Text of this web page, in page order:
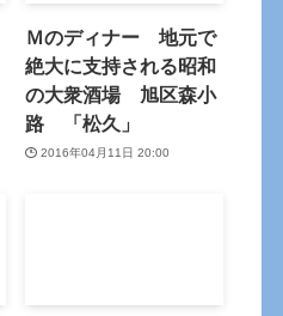
Ｍのディナー 地元で
絶大に支持される昭和
の大衆酒場 旭区森小
路 「松久」
2016年04月11日 20:00